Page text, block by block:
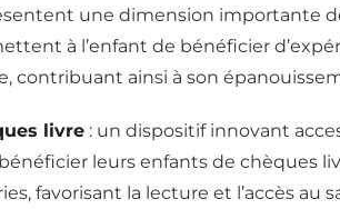
une dimension importante
à l’enfant de bénéficier
contribuant ainsi à son
livre : un dispositif innovant
leurs enfants de chèques
favorisant la lecture et l’accès au